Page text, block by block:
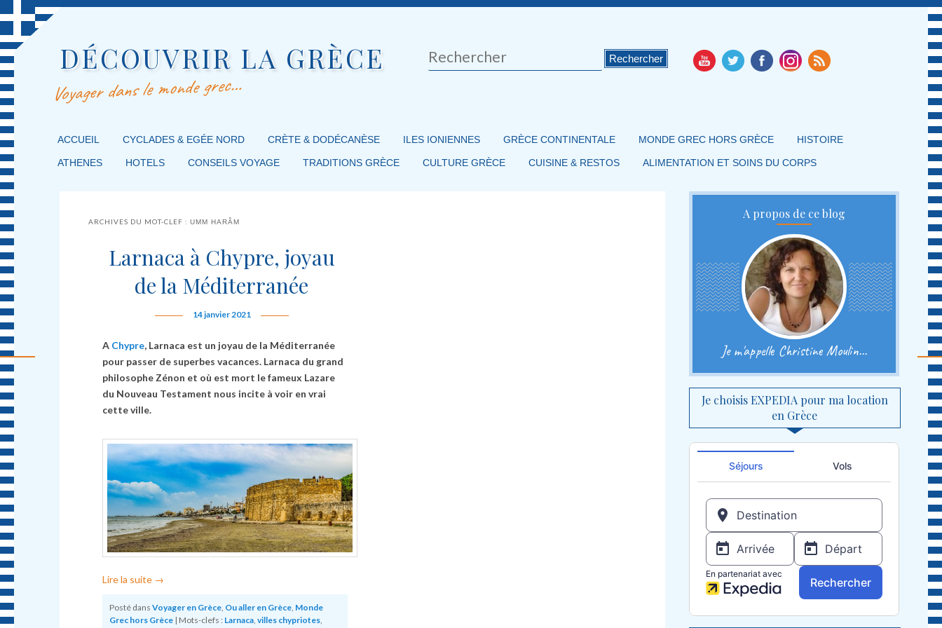
DÉCOUVRIR LA GRÈCE
Voyager dans le monde grec…
Rechercher
MENU PRINCIPAL
MASQUER LA NAVIGATION PRINCIPALE
MASQUER LA NAVIGATION SECONDAIRE
ACCUEIL CYCLADES & EGÉE NORD CRÈTE & DODÉCANÈSE ILES IONIENNES GRÈCE CONTINENTALE MONDE GREC HORS GRÈCE HISTOIRE
ATHENES HOTELS CONSEILS VOYAGE TRADITIONS GRÈCE CULTURE GRÈCE CUISINE & RESTOS ALIMENTATION ET SOINS DU CORPS
ARCHIVES DU MOT-CLEF :UMM HARÂM
Larnaca à Chypre, joyau
de la Méditerranée
14 janvier 2021
A Chypre, Larnaca est un joyau de la Méditerranée
pour passer de superbes vacances. Larnaca du grand
philosophe Zénon et où est mort le fameux Lazare
du Nouveau Testament nous incite à voir en vrai
cette ville.
Lire la suite →
Posté dans Voyager en Grèce, Ou aller en Grèce, Monde
Grec hors Grèce | Mots-clefs : Larnaca, villes chypriotes,
A propos de ce blog
Je m'appelle Christine Moulin...
Je choisis EXPEDIA pour ma location
en Grèce